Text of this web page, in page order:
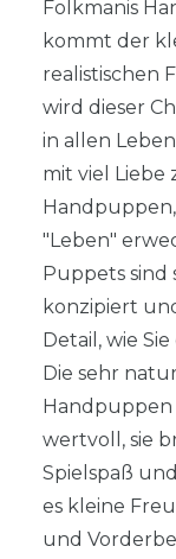
Folkmanis
kommt der
realistischen
wird dieser
in allen
mit viel Liebe
"Leben"
Puppets sind
konzipiert
Detail, wie
Die sehr
Handpuppen
wertvoll, sie
Spielspaß
es kleine
und